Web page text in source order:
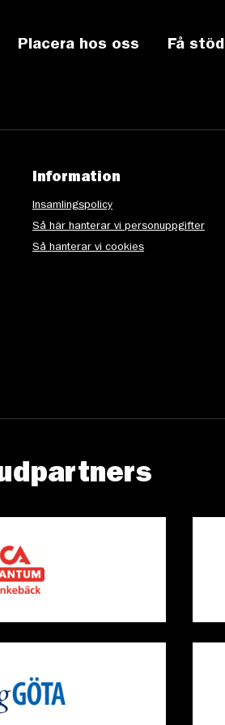
Placera hos oss Få stöd
Information
Insamlingspolicy
Så här hanterar vi personuppgifter
Så hanterar vi cookies